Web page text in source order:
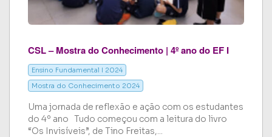
CSL – Mostra do Conhecimento | 4º ano do EF I
Ensino Fundamental I 2024
Mostra do Conhecimento 2024
Uma jornada de reflexão e ação com os estudantes
do 4º ano Tudo começou com a leitura do livro
“Os Invisíveis”, de Tino Freitas,...